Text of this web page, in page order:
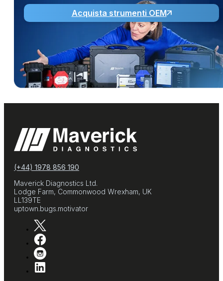
Acquista strumenti OEM
(+44) 1978 856 190
Maverick Diagnostics Ltd.
Lodge Farm, Commonwood Wrexham, UK
LL139TE
uptown.bugs.motivator